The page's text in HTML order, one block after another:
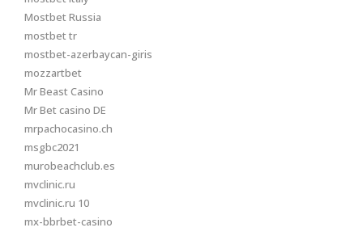
Mostbet Russia
mostbet tr
mostbet-azerbaycan-giris
mozzartbet
Mr Beast Casino
Mr Bet casino DE
mrpachocasino.ch
msgbc2021
murobeachclub.es
mvclinic.ru
mvclinic.ru 10
mx-bbrbet-casino